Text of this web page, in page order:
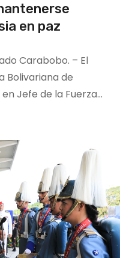
en paz
Carabobo. – El
Bolivariana de
Jefe de la Fuerza…